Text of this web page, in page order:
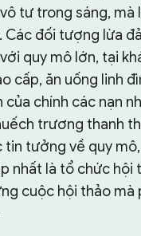
tư trong sáng, mà
Các đối tượng lừa
quy mô lớn, tại
cấp, ăn uống linh
của chính các nạn
trương thanh
tin tưởng về quy
nhất là tổ chức hội
cuộc hội thảo mà